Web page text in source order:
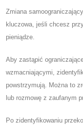
Zmiana
kluczowa, jeśli chcesz
pieniądze.
Aby zastąpić
wzmacniającymi,
powstrzymują. Można to
lub rozmowę z zaufanym
Po zidentyfikowaniu